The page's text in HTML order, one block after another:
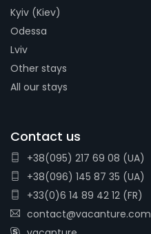
Kyiv (Kiev)
Odessa
Lviv
Other stays
All our stays
Contact us
+38(095) 217 69 08 (UA)
+38(096) 145 87 35 (UA)
+33(0)6 14 89 42 12 (FR)
contact@vacanture.com